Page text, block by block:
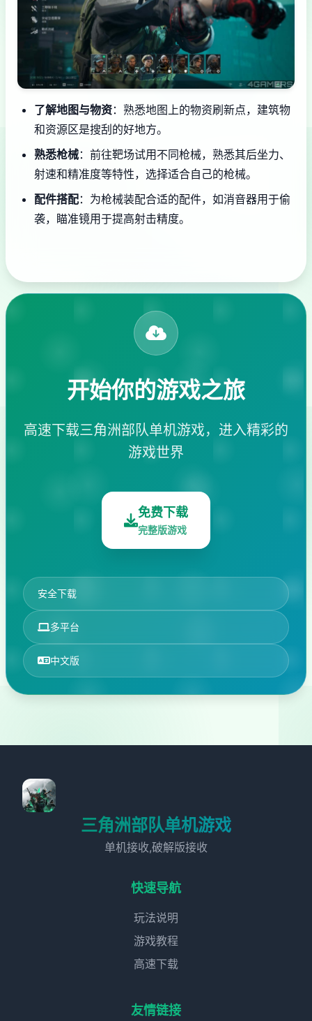
了解地图与物资：熟悉地图上的物资刷新点，建筑物
和资源区是搜刮的好地方。
熟悉枪械：前往靶场试用不同枪械，熟悉其后坐力、
射速和精准度等特性，选择适合自己的枪械。
配件搭配：为枪械装配合适的配件，如消音器用于偷
袭，瞄准镜用于提高射击精度。
开始你的游戏之旅
高速下载三角洲部队单机游戏，进入精彩的
游戏世界
免费下载
完整版游戏
安全下载
多平台
中文版
三角洲部队单机游戏
单机接收,破解版接收
快速导航
玩法说明
游戏教程
高速下载
友情链接